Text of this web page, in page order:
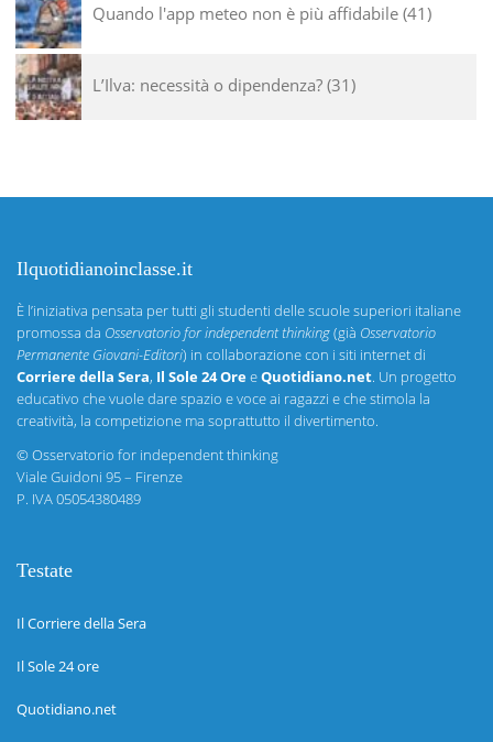
Quando l'app meteo non è più affidabile 41
L’Ilva: necessità o dipendenza? 31
Ilquotidianoinclasse.it
È l’iniziativa pensata per tutti gli studenti delle scuole superiori italiane
promossa da Osservatorio for independent thinking(già Osservatorio
Permanente Giovani-Editori) in collaborazione con i siti internet di
Corriere della Sera, Il Sole 24 OreeQuotidiano.net. Un progetto
educativo che vuole dare spazio e voce ai ragazzi e che stimola la
creatività, la competizione ma soprattutto il divertimento.
©Osservatorio for independent thinking
Viale Guidoni 95 – Firenze
P. IVA 05054380489
Testate
Il Corriere della Sera
Il Sole 24 ore
Quotidiano.net